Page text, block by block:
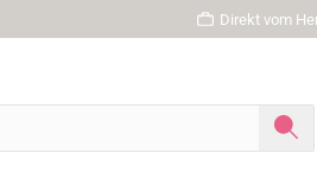
Direkt vom